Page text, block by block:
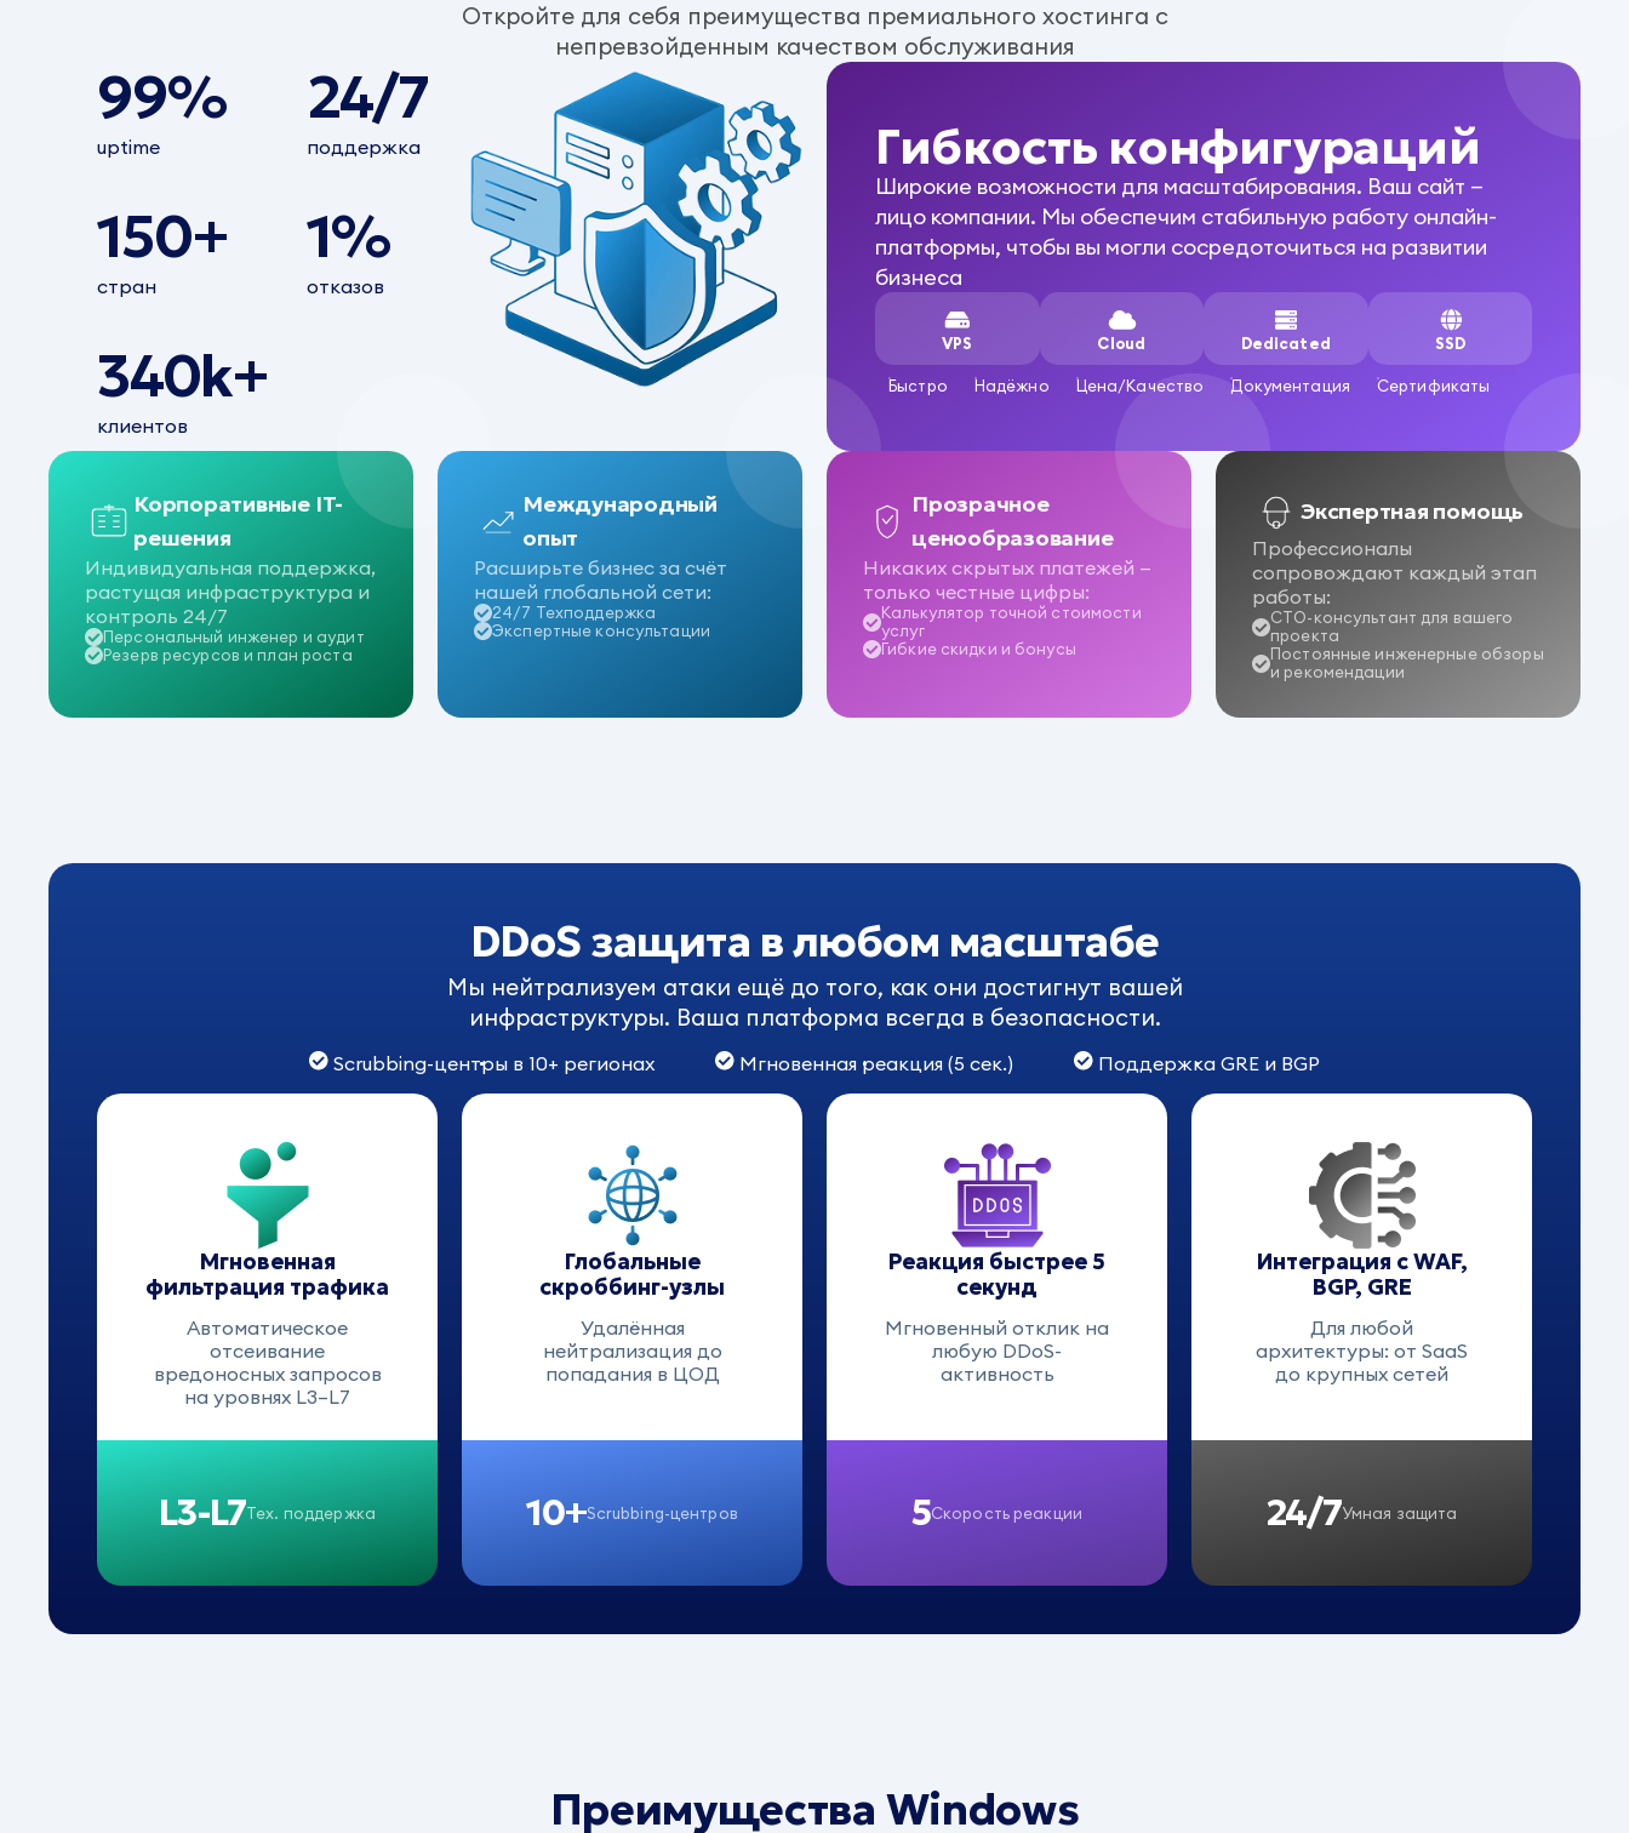
Откройте для себя преимущества премиального хостинга с
непревзойденным качеством обслуживания
99%
uptime
24/7
поддержка
150+
стран
1%
отказов
340k+
клиентов
Гибкость конфигураций
Широкие возможности для масштабирования. Ваш сайт —
лицо компании. Мы обеспечим стабильную работу онлайн-
платформы, чтобы вы могли сосредоточиться на развитии
бизнеса
VPS Cloud Dedicated SSD
Быстро Надёжно Цена/Качество Документация Сертификаты
Корпоративные IT-
решения
Индивидуальная поддержка,
растущая инфраструктура и
контроль 24/7
Персональный инженер и аудит
Резерв ресурсов и план роста
Международный
опыт
Расширьте бизнес за счёт
нашей глобальной сети:
24/7 Техподдержка
Экспертные консультации
Прозрачное
ценообразование
Никаких скрытых платежей —
только честные цифры:
Калькулятор точной стоимости
услуг
Гибкие скидки и бонусы
Экспертная помощь
Профессионалы
сопровождают каждый этап
работы:
CTO-консультант для вашего
проекта
Постоянные инженерные обзоры
и рекомендации
DDoS защита в любом масштабе
Мы нейтрализуем атаки ещё до того, как они достигнут вашей
инфраструктуры. Ваша платформа всегда в безопасности.
Scrubbing-центры в 10+ регионах Мгновенная реакция (5 сек.) Поддержка GRE и BGP
Мгновенная
фильтрация трафика
Автоматическое
отсеивание
вредоносных запросов
на уровнях L3–L7
L3-L7Тех. поддержка
Глобальные
скроббинг-узлы
Удалённая
нейтрализация до
попадания в ЦОД
10+Scrubbing-центров
Реакция быстрее 5
секунд
Мгновенный отклик на
любую DDoS-
активность
5Скорость реакции
Интеграция с WAF,
BGP, GRE
Для любой
архитектуры: от SaaS
до крупных сетей
24/7Умная защита
Преимущества Windows